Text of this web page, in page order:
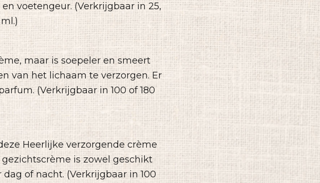
voetengeur. (Verkrijgbaar in 25,
maar is soepeler en smeert
van het lichaam te verzorgen. Er
(Verkrijgbaar in 100 of 180
Heerlijke verzorgende crème
is zowel geschikt
of nacht. (Verkrijgbaar in 100